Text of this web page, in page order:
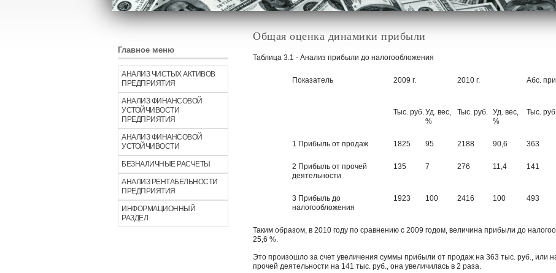
Главное меню
АНАЛИЗ ЧИСТЫХ АКТИВОВ
ПРЕДПРИЯТИЯ
АНАЛИЗ ФИНАНСОВОЙ
УСТОЙЧИВОСТИ
ПРЕДПРИЯТИЯ
АНАЛИЗ ФИНАНСОВОЙ
УСТОЙЧИВОСТИ
БЕЗНАЛИЧНЫЕ РАСЧЕТЫ
АНАЛИЗ РЕНТАБЕЛЬНОСТИ
ПРЕДПРИЯТИЯ
ИНФОРМАЦИОННЫЙ
РАЗДЕЛ
Общая оценка динамики прибыли
Таблица 3.1 - Анализ прибыли до налогообложения
Показатель 2009 г. 2010 г. Абс.
Тыс. руб.Уд. вес,
%
Тыс. руб.
Уд. вес,
%
Тыс.
1 Прибыль от продаж 1825 95 2188 90,6 363
2 Прибыль от прочей
деятельности
135 7 276 11,4 141
3 Прибыль до
налогообложения
1923 100 2416 100 493
Таким образом, в 2010 году по сравнению с 2009 годом, величина прибыли до
25,6 %.
Это произошло за счет увеличения суммы прибыли от продаж на 363 тыс. руб., или
прочей деятельности на 141 тыс. руб., она увеличилась в 2 раза.